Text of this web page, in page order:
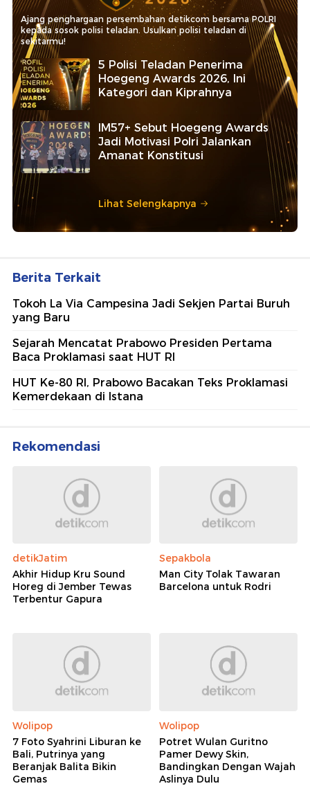
Ajang penghargaan persembahan detikcom bersama POLRI
kepada sosok polisi teladan. Usulkan polisi teladan di
sekitarmu!
5 Polisi Teladan Penerima
Hoegeng Awards 2026, Ini
Kategori dan Kiprahnya
IM57+ Sebut Hoegeng Awards
Jadi Motivasi Polri Jalankan
Amanat Konstitusi
Lihat Selengkapnya
Berita Terkait
Tokoh La Via Campesina Jadi Sekjen Partai Buruh
yang Baru
Sejarah Mencatat Prabowo Presiden Pertama
Baca Proklamasi saat HUT RI
HUT Ke-80 RI, Prabowo Bacakan Teks Proklamasi
Kemerdekaan di Istana
Rekomendasi
detikJatim
Akhir Hidup Kru Sound
Horeg di Jember Tewas
Terbentur Gapura
Sepakbola
Man City Tolak Tawaran
Barcelona untuk Rodri
Wolipop
7 Foto Syahrini Liburan ke
Bali, Putrinya yang
Beranjak Balita Bikin
Gemas
Wolipop
Potret Wulan Guritno
Pamer Dewy Skin,
Bandingkan Dengan Wajah
Aslinya Dulu